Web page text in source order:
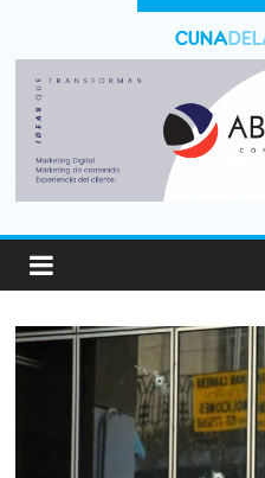
Fuerte caída de la venta de